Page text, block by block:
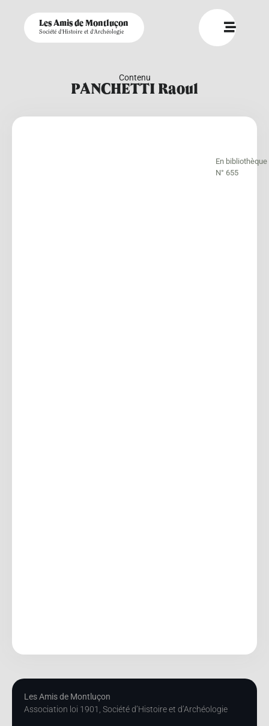
Les Amis de Montluçon
Société d'Histoire et d'Archéologie
Contenu
PANCHETTI Raoul
En bibliothèque
N° 655
Les Amis de Montluçon
Association loi 1901, Société d’Histoire et d’Archéologie